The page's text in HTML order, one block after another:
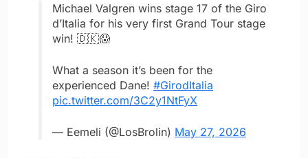
Michael Valgren wins stage 17 of the Giro
d’Italia for his very first Grand Tour stage
win! 🇩🇰😱
What a season it’s been for the
experienced Dane! #GirodItalia
pic.twitter.com/3C2y1NtFyX
— Eemeli (@LosBrolin) May 27, 2026